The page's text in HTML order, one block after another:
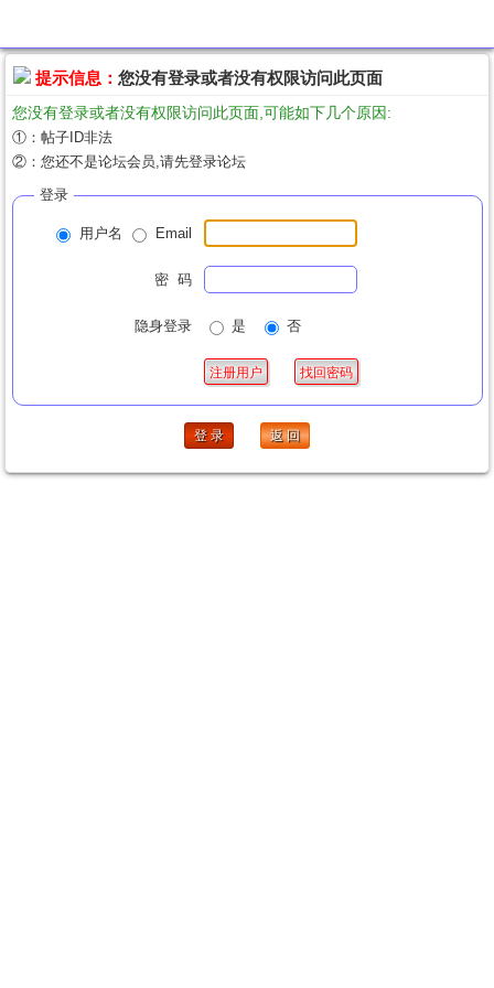
提示信息： 您没有登录或者没有权限访问此页面
您没有登录或者没有权限访问此页面,可能如下几个原因:
①：帖子ID非法
②：您还不是论坛会员,请先登录论坛
登录
用户名 Email
密 码
隐身登录 是 否